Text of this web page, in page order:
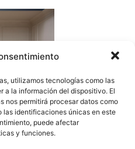
utilizamos tecnologías como las
a la información del dispositivo. El
nos permitirá procesar datos como
las identificaciones únicas en este
puede afectar
y funciones.